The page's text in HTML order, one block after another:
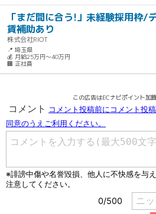
「まだ間に合う!」未経験採用枠/
賃補助あり
株式会社RIOT
📍 埼玉県
💰 月給25万円～40万円
🏢 正社員
この広告はECナビポイント加